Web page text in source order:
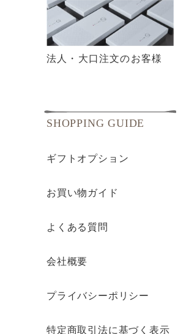
法人・大口注文のお客様
SHOPPING GUIDE
ギフトオプション
お買い物ガイド
よくある質問
会社概要
プライバシーポリシー
特定商取引法に基づく表示